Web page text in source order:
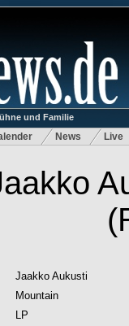
und Familie
News Live
Jaakko Aukusti
Mountain
LP